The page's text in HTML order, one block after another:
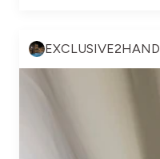
EXCLUSIVE2HAND